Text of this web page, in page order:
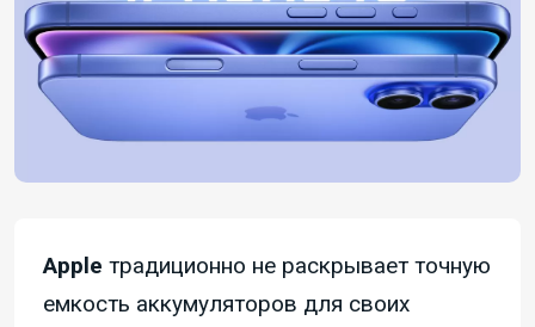
Apple традиционно не раскрывает точную
емкость аккумуляторов для своих